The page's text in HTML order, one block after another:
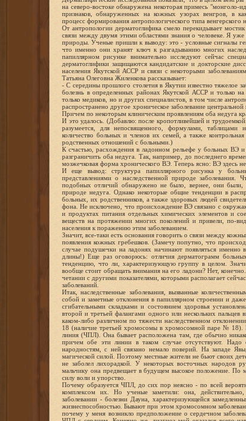
на северо-востоке обнаружена некоторая примесь "монголо-
признаков, обнаруженных на кожных узорах венгров, в
процесс формирования антропологического типа венгерского
От антропологии дерматоглифика смело перекидывает
связи между двумя этими областями знания о человеке. Я
природы. Ученые пришли к выводу: это - условные сигналы
что именно они хранят ключ к разгадыванию многих
папиллярном рисунке внимательно исследуют сейчас
дерматоглифики защищаются кандидатские и докторские
населения Якутской АССР и связи с некоторыми
Татьяна Олеговна Жиленкова рассказывает:
- С середины прошлого столетия в Якутии известно тяжелое
болезнь в определенных районах Якутской АССР и только
только медиков, но и других специалистов, в том числе
распространено другое хроническое заболевание
Причем по некоторым клиническим проявлениям оба недуга
И это удалось. (Добавлю: после кропотливейшей и
разумеется, для непосвященного, формулами, таблицами
количество больных и членов их семей, а также
родственных отношений с больными.)
К счастью, расхождения в ладонном рельефе у больных ВЭ
разграничить оба недуга. Так, например, до последнего
мозжечковая форма хронического ВЭ. Теперь ясно: ВЭ здесь
И еще вывод: структура папиллярного рисунка у
представлениями о наследственной природе
подобных отличий обнаружено не было, вернее, они
природе недуга. Однако некоторые общие тенденции в
больных, их родственников, а также здоровых людей
фона. Не исключено, что происхождение ВЭ связано с
и продуктах питания отдельных химических элементов и
веществ на протяжении многих поколений и привели, по-
населения к поражению этим заболеванием.
Значит, все-таки есть основания говорить о связи между
появления кожных гребешков. (Замечу попутно, что
случае подушечки на ладонях начинают появляться
длины!) Еще раз оговорюсь: отличия дерматограмм
тенденцию, что ли, характеризующую группу в целом.
вообще стоит обращать внимания на его ладони? Нет,
четании с другими показателями, которыми располагает
заболеваний.
Итак, наследственные заболевания, вызванные
собой и заметные отклонения в папиллярном строении и
сгибательными складками и состоянием здоровья
второй и третьей фалангами одного или нескольких пальцев
каком-либо различном по тяжести наследственном
18 (наличие третьей хромосомы в хромосомной паре № 18).
линия (ЧПЛ). Она бывает расположена там, где обычно
причем обе эти линии в таком случае отсутствуют.
народностям, с ней связано немало поверий. На западе
магической силой. Поэтому местные жители не бьют своих
не заболел лихорадкой. У некоторых восточных народов
мальчику она предвещает в будущем высокое положение. По
силу воли и упорство.
Почему образуется ЧПЛ, до сих пор неясно - по всей
комплексом их. Но ученые заметили: она,
заболевании - болезни Дауна, характеризующейся
жизнеспособностью. Бывают при этом хромосомном
почему у меня возникло предположение о сердечном